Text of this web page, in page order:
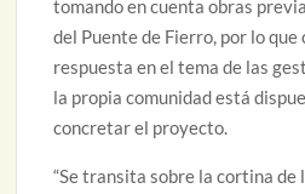
tomando en cuenta obras
del Puente de Fierro, por lo que
respuesta en el tema de las
la propia comunidad está
concretar el proyecto.
“Se transita sobre la cortina de